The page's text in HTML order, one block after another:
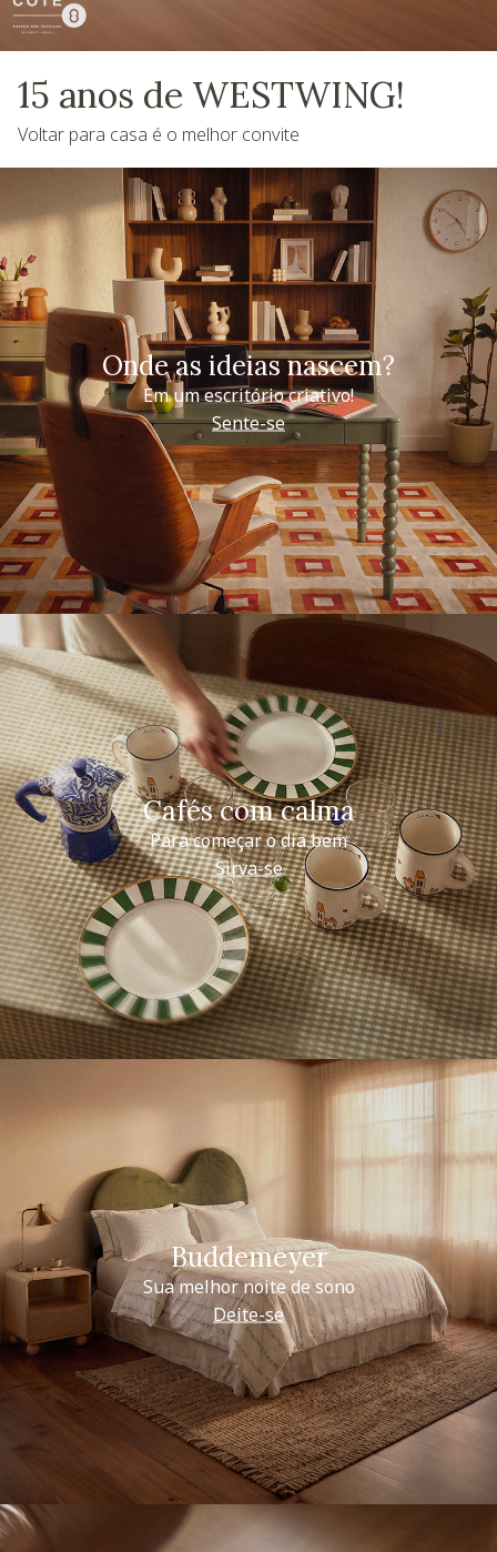
15 anos de WESTWING!
Voltar para casa é o melhor convite
Onde as ideias nascem?
Em um escritório criativo!
Sente-se
Cafés com calma
Para começar o dia bem
Sirva-se
Buddemeyer
Sua melhor noite de sono
Deite-se